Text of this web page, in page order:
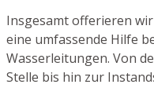
Insgesamt offerieren
eine umfassende Hilfe
Wasserleitungen. Von
Stelle bis hin zur